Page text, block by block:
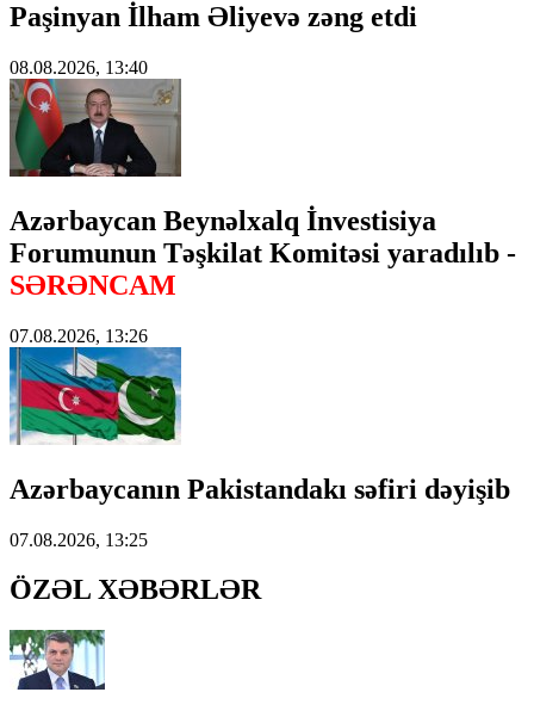
Paşinyan İlham Əliyevə zəng etdi
08.08.2026, 13:40
Azərbaycan Beynəlxalq İnvestisiya
Forumunun Təşkilat Komitəsi yaradılıb -
SƏRƏNCAM
07.08.2026, 13:26
Azərbaycanın Pakistandakı səfiri dəyişib
07.08.2026, 13:25
ÖZƏL XƏBƏRLƏR